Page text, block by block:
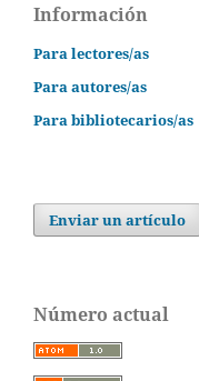
Información
Para lectores/as
Para autores/as
Para bibliotecarios/as
Enviar un artículo
Número actual